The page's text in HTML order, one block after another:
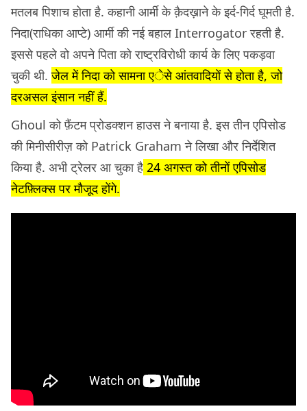
मतलब पिशाच होता है. कहानी आर्मी के क़ैदख़ाने के इर्द-गिर्द घूमती है.
निदा(राधिका आप्टे) आर्मी की नई बहाल Interrogator रहती है.
इससे पहले वो अपने पिता को राष्ट्रविरोधी कार्य के लिए पकड़वा
चुकी थी.जेल में निदा को सामना एेसे आंतवादियों से होता है, जो
दरअसल इंसान नहीं हैं.
Ghoul को फ़ैंटम प्रोडक्शन हाउस ने बनाया है. इस तीन एपिसोड
की मिनीसीरीज़ को Patrick Graham ने लिखा और निर्देशित
किया है. अभी ट्रेलर आ चुका है 24 अगस्त को तीनों एपिसोड
नेटफ़्लिक्स पर मौजूद होंगे.